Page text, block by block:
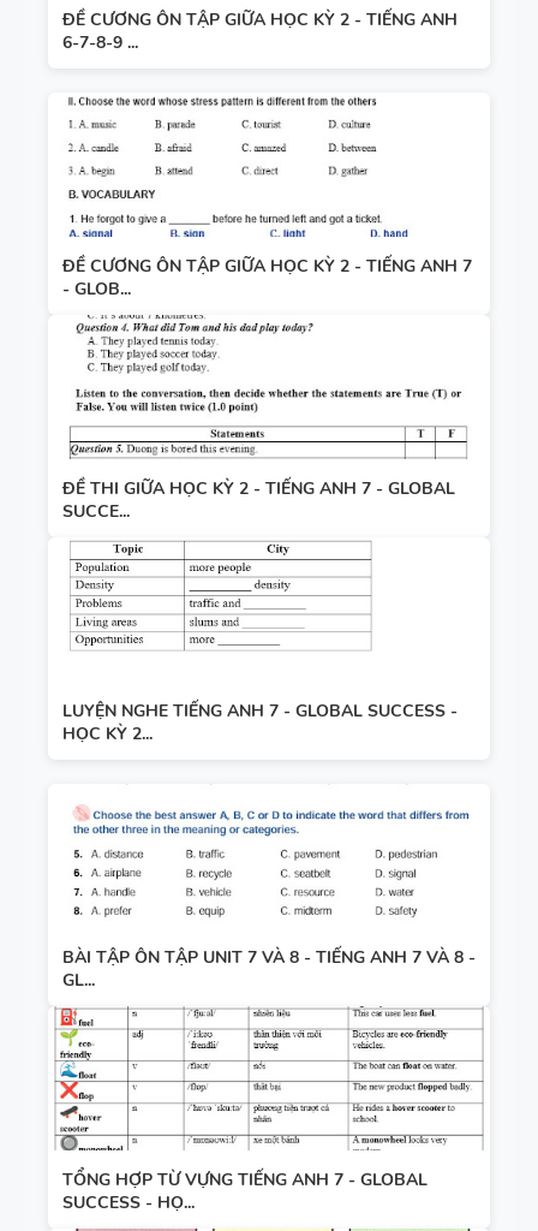
ĐỀ CƯƠNG ÔN TẬP GIỮA HỌC KỲ 2 - TIẾNG ANH
6-7-8-9 ...
ĐỀ CƯƠNG ÔN TẬP GIỮA HỌC KỲ 2 - TIẾNG ANH 7
- GLOB...
ĐỀ THI GIỮA HỌC KỲ 2 - TIẾNG ANH 7 - GLOBAL
SUCCE...
LUYỆN NGHE TIẾNG ANH 7 - GLOBAL SUCCESS -
HỌC KỲ 2...
BÀI TẬP ÔN TẬP UNIT 7 VÀ 8 - TIẾNG ANH 7 VÀ 8 -
GL...
TỔNG HỢP TỪ VỰNG TIẾNG ANH 7 - GLOBAL
SUCCESS - HỌ...